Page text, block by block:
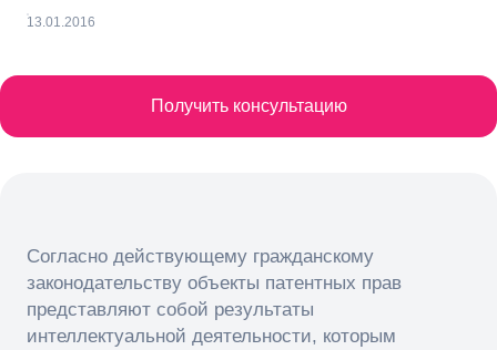
13.01.2016
Получить консультацию
Согласно действующему гражданскому
законодательству объекты патентных прав
представляют собой результаты
интеллектуальной деятельности, которым